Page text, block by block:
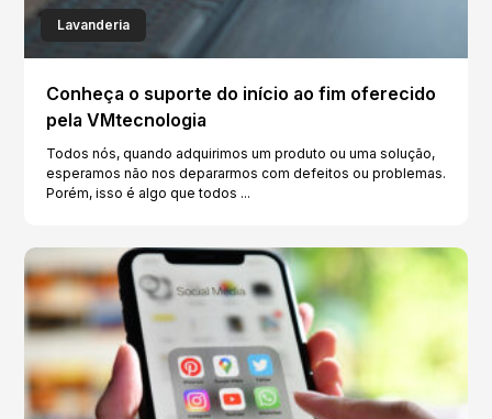
Lavanderia
Conheça o suporte do início ao fim oferecido
pela VMtecnologia
Todos nós, quando adquirimos um produto ou uma solução,
esperamos não nos depararmos com defeitos ou problemas.
Porém, isso é algo que todos ...